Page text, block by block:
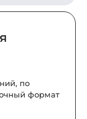
по
формат